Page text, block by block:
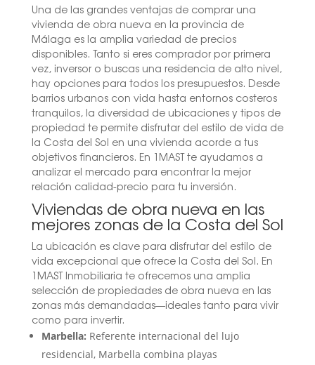
Una de las grandes ventajas de comprar una
vivienda de obra nueva en la provincia de
Málaga es la amplia variedad de precios
disponibles. Tanto si eres comprador por primera
vez, inversor o buscas una residencia de alto nivel,
hay opciones para todos los presupuestos. Desde
barrios urbanos con vida hasta entornos costeros
tranquilos, la diversidad de ubicaciones y tipos de
propiedad te permite disfrutar del estilo de vida de
la Costa del Sol en una vivienda acorde a tus
objetivos financieros. En 1MAST te ayudamos a
analizar el mercado para encontrar la mejor
relación calidad-precio para tu inversión.
Viviendas de obra nueva en las
mejores zonas de la Costa del Sol
La ubicación es clave para disfrutar del estilo de
vida excepcional que ofrece la Costa del Sol. En
1MAST Inmobiliaria te ofrecemos una amplia
selección de propiedades de obra nueva en las
zonas más demandadas—ideales tanto para vivir
como para invertir.
Marbella: Referente internacional del lujo
residencial, Marbella combina playas